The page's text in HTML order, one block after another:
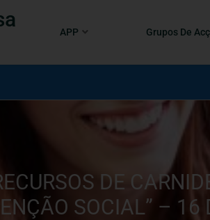
APP Grupos De
DE
SOCIAL” – 16